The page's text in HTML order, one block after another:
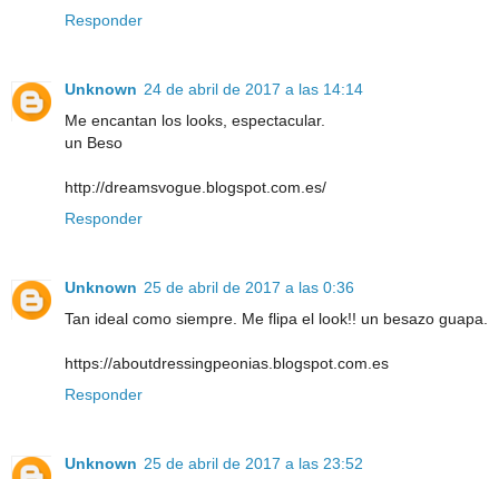
Responder
Unknown 24 de abril de 2017 a las 14:14
Me encantan los looks, espectacular.
un Beso
http://dreamsvogue.blogspot.com.es/
Responder
Unknown 25 de abril de 2017 a las 0:36
Tan ideal como siempre. Me flipa el look!! un besazo guapa.
https://aboutdressingpeonias.blogspot.com.es
Responder
Unknown 25 de abril de 2017 a las 23:52